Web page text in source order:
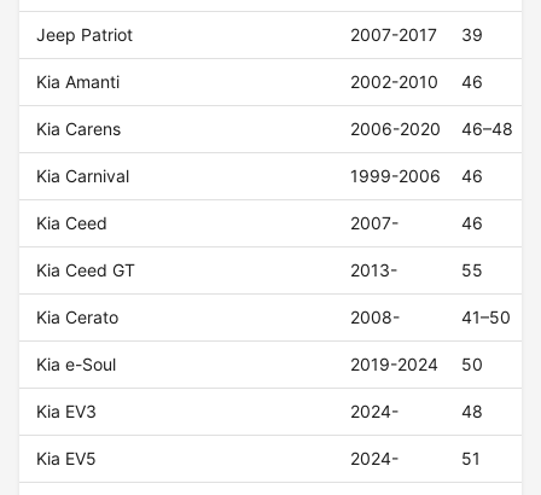
Jeep Patriot 2007-2017 39
Kia Amanti 2002-2010 46
Kia Carens 2006-2020 46–48
Kia Carnival 1999-2006 46
Kia Ceed 2007- 46
Kia Ceed GT 2013- 55
Kia Cerato 2008- 41–50
Kia e-Soul 2019-2024 50
Kia EV3 2024- 48
Kia EV5 2024- 51